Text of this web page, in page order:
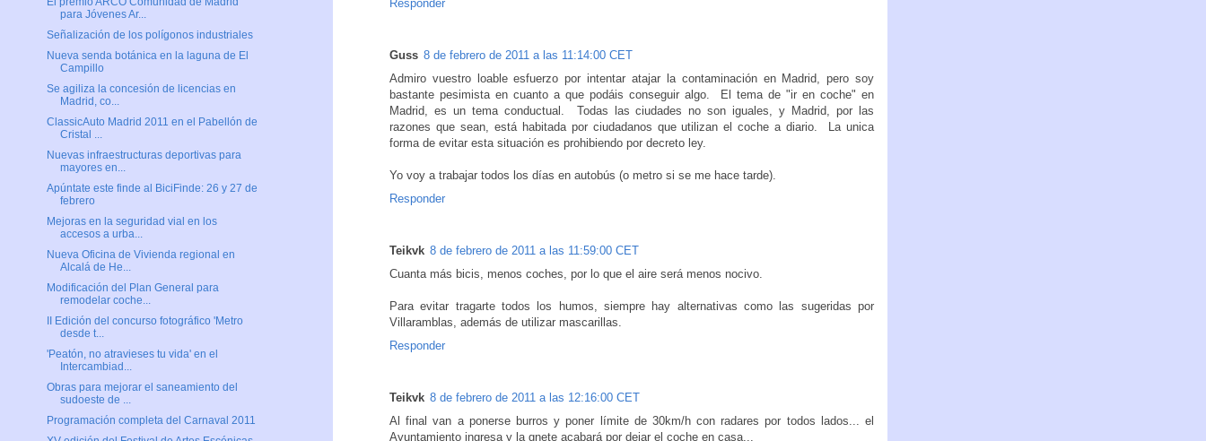
Responder
Guss 8 de febrero de 2011 a las 11:14:00 CET
Admiro vuestro loable esfuerzo por intentar atajar la contaminación en Madrid, pero soy
bastante pesimista en cuanto a que podáis conseguir algo. El tema de "ir en coche" en
Madrid, es un tema conductual. Todas las ciudades no son iguales, y Madrid, por las
razones que sean, está habitada por ciudadanos que utilizan el coche a diario. La unica
forma de evitar esta situación es prohibiendo por decreto ley.
Yo voy a trabajar todos los días en autobús (o metro si se me hace tarde).
Responder
Teikvk 8 de febrero de 2011 a las 11:59:00 CET
Cuanta más bicis, menos coches, por lo que el aire será menos nocivo.
Para evitar tragarte todos los humos, siempre hay alternativas como las sugeridas por
Villaramblas, además de utilizar mascarillas.
Responder
Teikvk 8 de febrero de 2011 a las 12:16:00 CET
Al final van a ponerse burros y poner límite de 30km/h con radares por todos lados... el
Ayuntamiento ingresa y la gnete acabará por dejar el coche en casa...
para Jóvenes Ar...
Señalización de los polígonos industriales
Nueva senda botánica en la laguna de El
Campillo
Se agiliza la concesión de licencias en
Madrid, co...
ClassicAuto Madrid 2011 en el Pabellón de
Cristal ...
Nuevas infraestructuras deportivas para
mayores en...
Apúntate este finde al BiciFinde: 26 y 27 de
febrero
Mejoras en la seguridad vial en los
accesos a urba...
Nueva Oficina de Vivienda regional en
Alcalá de He...
Modificación del Plan General para
remodelar coche...
II Edición del concurso fotográfico 'Metro
desde t...
'Peatón, no atravieses tu vida' en el
Intercambiad...
Obras para mejorar el saneamiento del
sudoeste de ...
Programación completa del Carnaval 2011